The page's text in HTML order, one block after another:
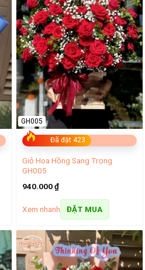
Đã đặt 423
GH005
Giỏ Hoa Hồng Sang Trọng
GH005
940.000₫
Xem nhanh ĐẶT MUA